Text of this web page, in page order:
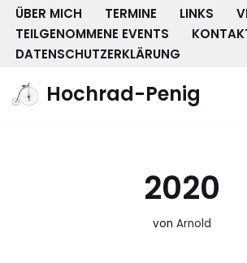
Zum
Inhalt
springen
ÜBER MICH TERMINE LINKS
TEILGENOMMENE EVENTS
DATENSCHUTZERKLÄRUNG
Hochrad-Penig
2020
von Arnold